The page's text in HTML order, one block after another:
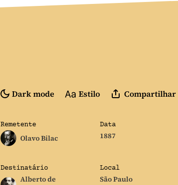
Remetente
Olavo Bilac
Data
1887
Destinatário
Alberto de
Local
São Paulo
Dark mode Estilo Compartilhar